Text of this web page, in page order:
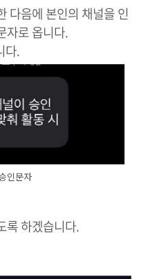
다음에 본인의 채널을 인
자로 옵니다.
다.
인문자
록 하겠습니다.